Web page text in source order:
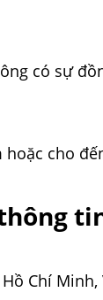
có sự
cho
Chí Minh,